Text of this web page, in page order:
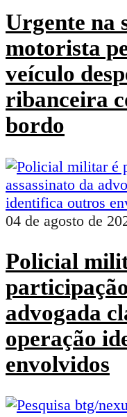
Urgente na
motorista
veículo
ribanceira
bordo
04 de agosto de
Policial
advogada
operação
envolvidos